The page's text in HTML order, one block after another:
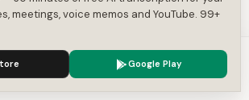
المقابلة | حياة أحمد الشرع.. محطات
your experience.
meetings, voice memos and YouTube. 99+
Google Play